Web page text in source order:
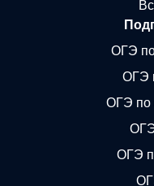
ОГЭ по
ОГЭ
ОГЭ по
ОГЭ